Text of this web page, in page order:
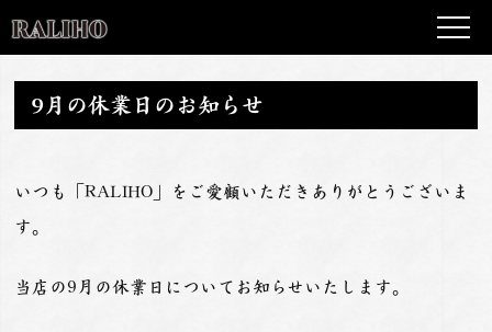
9月の休業日のお知らせ
いつも「RALIHO」をご愛顧いただきありがとうございま
す。
当店の9月の休業日についてお知らせいたします。